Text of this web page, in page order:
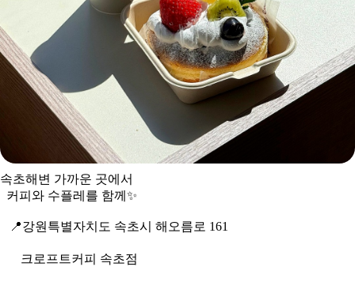
속초해변 가까운 곳에서
커피와 수플레를 함께 ✨
📍강원특별자치도 속초시 해오름로 161
크로프트커피 속초점